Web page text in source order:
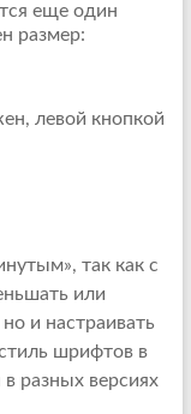
еще один
размер:
левой кнопкой
так как с
или
и настраивать
шрифтов в
разных версиях